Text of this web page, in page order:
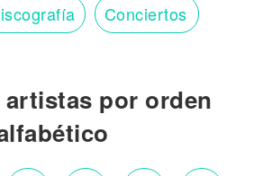
Conciertos
artistas por orden